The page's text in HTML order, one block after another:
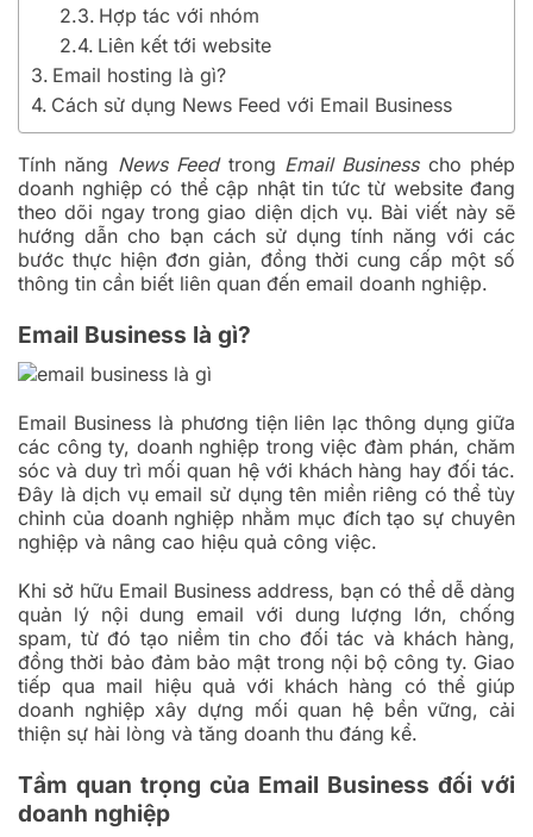
Hợp tác với nhóm
Liên kết tới website
Email hosting là gì?
Cách sử dụng News Feed với Email Business
Tính năng News Feedtrong Email Businesscho phép
doanh nghiệp có thể cập nhật tin tức từ website đang
theo dõi ngay trong giao diện dịch vụ. Bài viết này sẽ
hướng dẫn cho bạn cách sử dụng tính năng với các
bước thực hiện đơn giản, đồng thời cung cấp một số
thông tin cần biết liên quan đến email doanh nghiệp.
Email Business là gì?
Email Business là phương tiện liên lạc thông dụng giữa
các công ty, doanh nghiệp trong việc đàm phán, chăm
sóc và duy trì mối quan hệ với khách hàng hay đối tác.
Đây là dịch vụ email sử dụng tên miền riêng có thể tùy
chỉnh của doanh nghiệp nhằm mục đích tạo sự chuyên
nghiệp và nâng cao hiệu quả công việc.
Khi sở hữu Email Business address, bạn có thể dễ dàng
quản lý nội dung email với dung lượng lớn, chống
spam, từ đó tạo niềm tin cho đối tác và khách hàng,
đồng thời bảo đảm bảo mật trong nội bộ công ty. Giao
tiếp qua mail hiệu quả với khách hàng có thể giúp
doanh nghiệp xây dựng mối quan hệ bền vững, cải
thiện sự hài lòng và tăng doanh thu đáng kể.
Tầm quan trọng của Email Business đối với
doanh nghiệp